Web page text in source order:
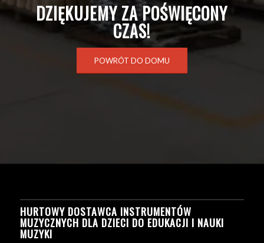
DZIĘKUJEMY ZA POŚWIĘCONY
CZAS!
POWRÓT DO DOMU
HURTOWY DOSTAWCA INSTRUMENTÓW
MUZYCZNYCH DLA DZIECI DO EDUKACJI I NAUKI
MUZYKI